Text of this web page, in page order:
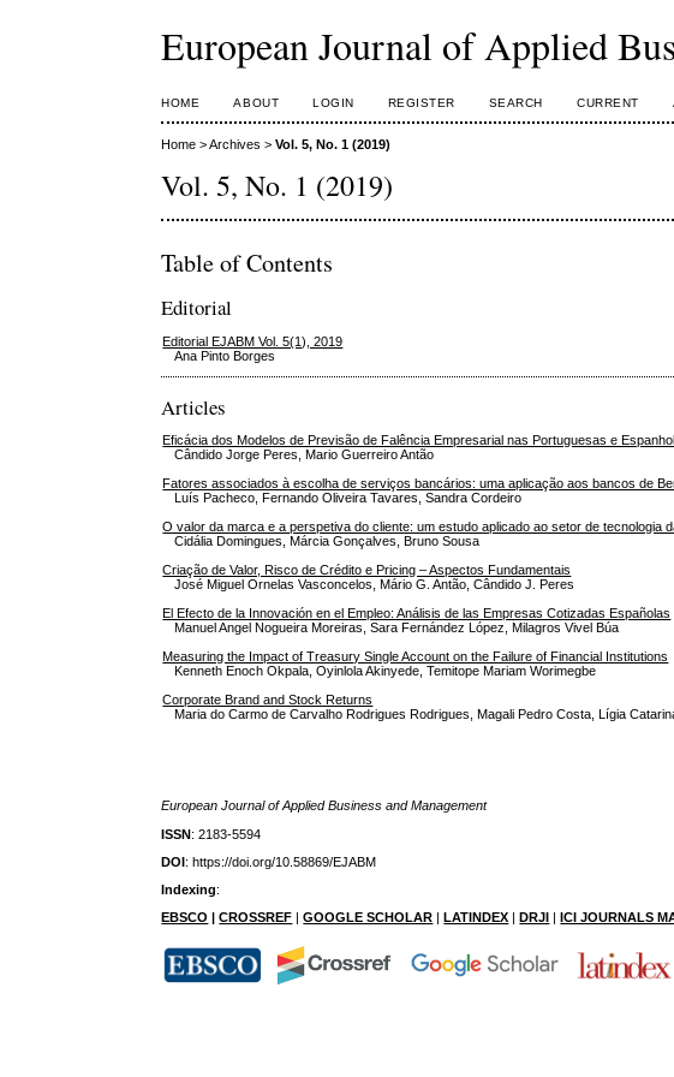
European Journal of Applied
HOME ABOUT LOGIN REGISTER SEARCH CURRENT
Home >Archives >Vol. 5, No. 1 (2019)
Vol. 5, No. 1 (2019)
Table of Contents
Editorial
Editorial EJABM Vol. 5(1), 2019
Ana Pinto Borges
Articles
Eficácia dos Modelos de Previsão de Falência Empresarial nas Portuguesas e
Cândido Jorge Peres, Mario Guerreiro Antão
Fatores associados à escolha de serviços bancários: uma aplicação aos bancos de
Luís Pacheco, Fernando Oliveira Tavares, Sandra Cordeiro
O valor da marca e a perspetiva do cliente: um estudo aplicado ao setor de tecnologia
Cidália Domingues, Márcia Gonçalves, Bruno Sousa
Criação de Valor, Risco de Crédito e Pricing – Aspectos Fundamentais
José Miguel Ornelas Vasconcelos, Mário G. Antão, Cândido J. Peres
El Efecto de la Innovación en el Empleo: Análisis de las Empresas Cotizadas Españolas
Manuel Angel Nogueira Moreiras, Sara Fernández López, Milagros Vivel Búa
Measuring the Impact of Treasury Single Account on the Failure of Financial Institutions
Kenneth Enoch Okpala, Oyinlola Akinyede, Temitope Mariam Worimegbe
Corporate Brand and Stock Returns
Maria do Carmo de Carvalho Rodrigues Rodrigues, Magali Pedro Costa, Lígia
European Journal of Applied Business and Management
ISSN: 2183-5594
DOI: https://doi.org/10.58869/EJABM
Indexing:
EBSCO |CROSSREF |GOOGLE SCHOLAR |LATINDEX | DRJI |ICI JOURNALS